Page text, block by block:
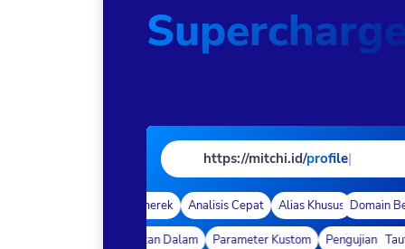
Supercharge
https://mitchi.id/profile|
Domain Bermerek Analisis Cepat Alias Khusus Penargetan
Domain
Tautan Dalam Parameter Kustom Pengujian A/B